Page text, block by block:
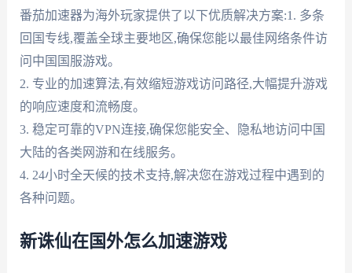
番茄加速器为海外玩家提供了以下优质解决方案:1. 多条
回国专线,覆盖全球主要地区,确保您能以最佳网络条件访
问中国国服游戏。
2. 专业的加速算法,有效缩短游戏访问路径,大幅提升游戏
的响应速度和流畅度。
3. 稳定可靠的VPN连接,确保您能安全、隐私地访问中国
大陆的各类网游和在线服务。
4. 24小时全天候的技术支持,解决您在游戏过程中遇到的
各种问题。
新诛仙在国外怎么加速游戏